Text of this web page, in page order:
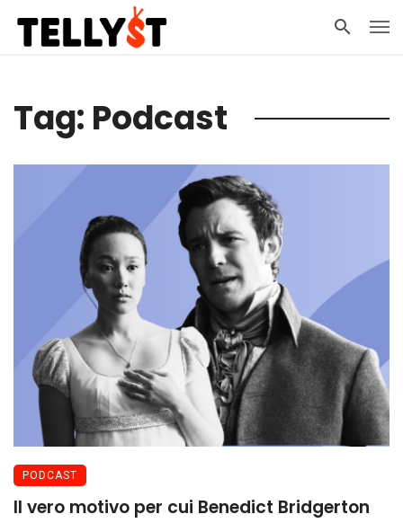
Tag: Podcast
PODCAST
Il vero motivo per cui Benedict Bridgerton